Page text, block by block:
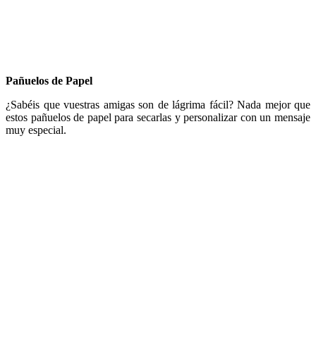
Pañuelos de Papel
¿Sabéis que vuestras amigas son de lágrima fácil? Nada mejor que
estos pañuelos de papel para secarlas y personalizar con un mensaje
muy especial.